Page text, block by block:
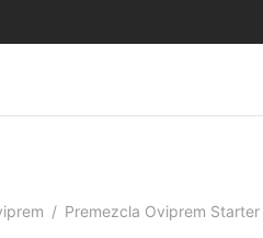
/ Premezcla Oviprem Starter